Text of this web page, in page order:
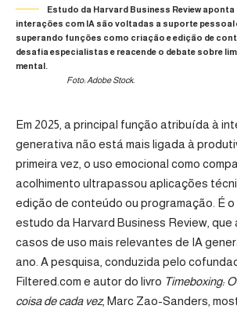
Estudo da Harvard Business Review aponta
interações com IA são voltadas a suporte
superando funções como criação e edição de
desafia especialistas e reacende o debate sobre
mental.
Foto: Adobe Stock.
Em 2025, a principal função atribuída à
generativa não está mais ligada à
primeira vez, o uso emocional como
acolhimento ultrapassou aplicações
edição de conteúdo ou programação. É o
estudo da Harvard Business Review ,
casos de uso mais relevantes de IA
ano. A pesquisa, conduzida pelo
Filtered.com e autor do livro Timeboxing:
coisa de cada vez, Marc Zao-Sanders,